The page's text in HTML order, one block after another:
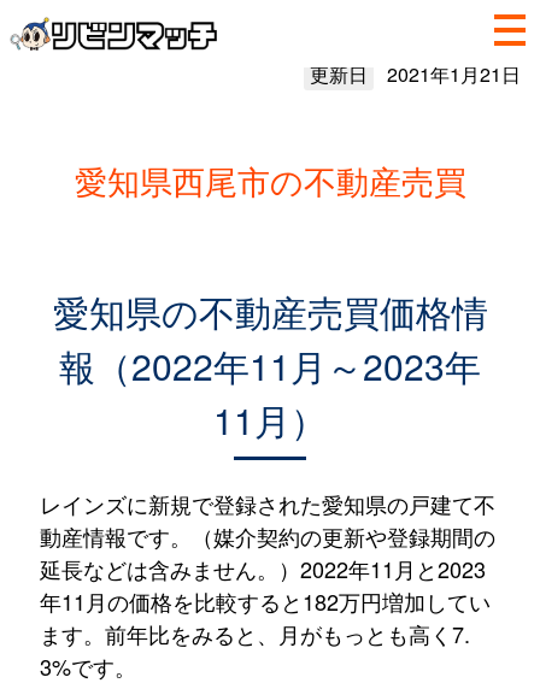
更新日 2021年1月21日
愛知県西尾市の不動産売買
愛知県の不動産売買価格情
報（2022年11月～2023年
11月）
レインズに新規で登録された愛知県の戸建て不
動産情報です。（媒介契約の更新や登録期間の
延長などは含みません。）2022年11月と2023
年11月の価格を比較すると182万円増加してい
ます。前年比をみると、月がもっとも高く7.
3%です。